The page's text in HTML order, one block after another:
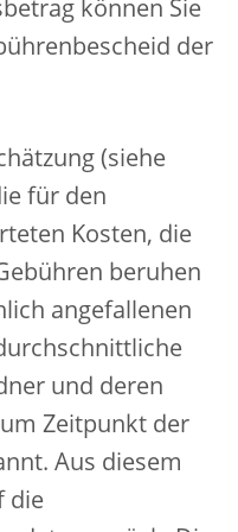
können Sie
der
(siehe
für den
Kosten, die
beruhen
angefallenen
und deren
Zeitpunkt der
Aus diesem
die